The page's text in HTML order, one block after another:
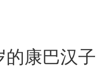
巴汉子